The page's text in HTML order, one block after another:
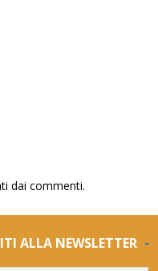
dai commenti.
ALLA NEWSLETTER